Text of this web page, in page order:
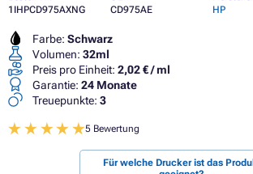
1IHPCD975AXNG
CD975AE
HP
Farbe: Schwarz
Volumen: 32ml
Preis pro Einheit: 2,02 € / ml
Garantie: 24 Monate
Treuepunkte: 3
5 Bewertung
Für welche Drucker ist das